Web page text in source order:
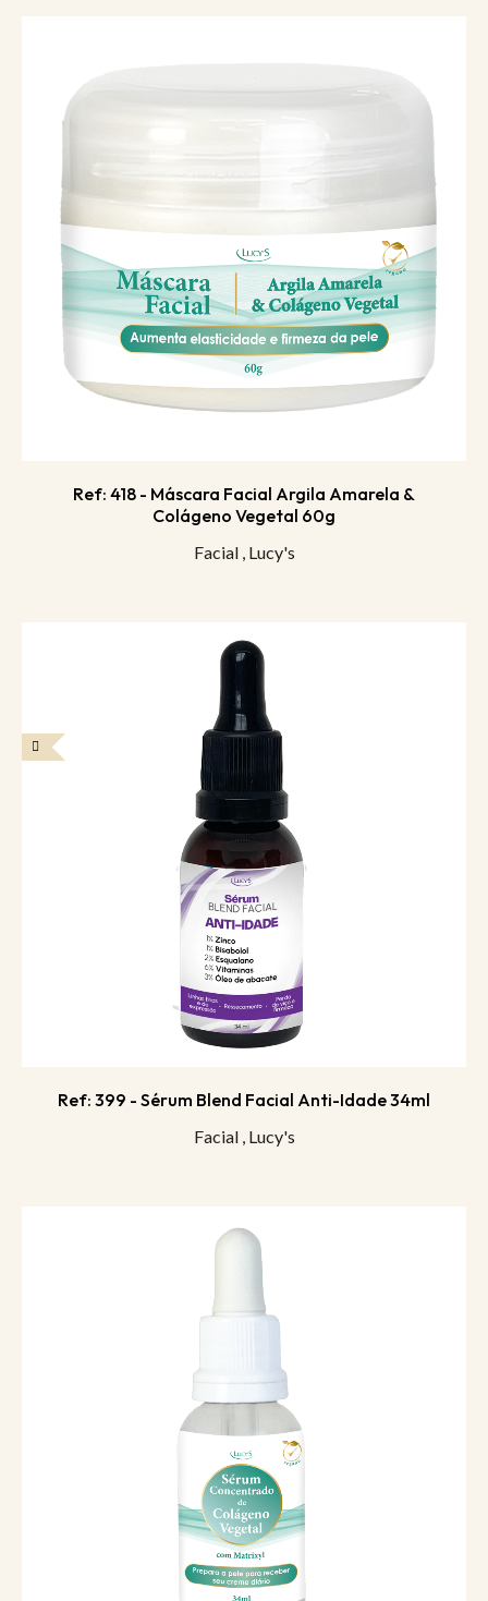
Ref: 418 - Máscara Facial Argila Amarela &
Colágeno Vegetal 60g
Facial , Lucy's
Ref: 399 - Sérum Blend Facial Anti-Idade 34ml
Facial , Lucy's